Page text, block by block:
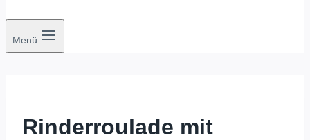
Menü
Rinderroulade mit